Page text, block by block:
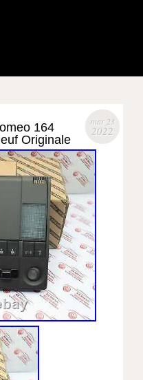
mar 23
2022
164
Originale